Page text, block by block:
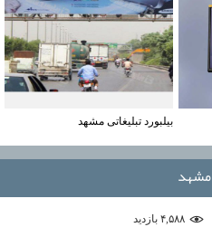
بیلبورد تبلیغاتی مشهد
مشهد
۴,۵۸۸ بازديد